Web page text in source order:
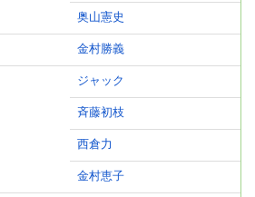
奥山憲史
金村勝義
ジャック
斉藤初枝
西倉力
金村恵子